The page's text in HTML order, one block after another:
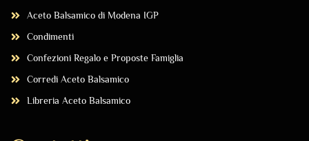
Aceto Balsamico di Modena IGP
Condimenti
Confezioni Regalo e Proposte Famiglia
Corredi Aceto Balsamico
Libreria Aceto Balsamico